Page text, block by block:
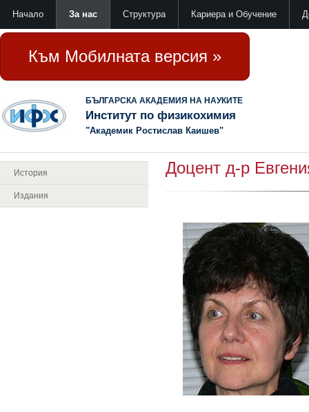
Начало За нас Структура Кариера и Обучение
Към Мобилната версия »
БЪЛГАРСКА АКАДЕМИЯ НА НАУКИТЕ
Институт по физикохимия
"Академик Ростислав Каишев"
История
Издания
Доцент д-р